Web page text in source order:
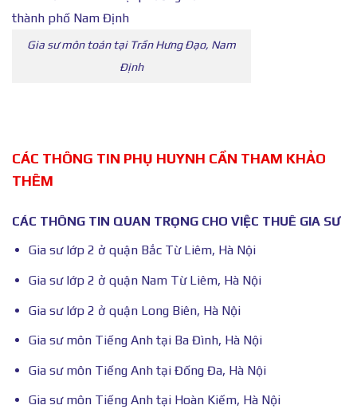
Gia sư môn toán tại Trần Hưng Đạo, Nam
Định
CÁC THÔNG TIN PHỤ HUYNH CẦN THAM KHẢO
THÊM
CÁC THÔNG TIN QUAN TRỌNG CHO VIỆC THUÊ GIA SƯ
Gia sư lớp 2 ở quận Bắc Từ Liêm, Hà Nội
Gia sư lớp 2 ở quận Nam Từ Liêm, Hà Nội
Gia sư lớp 2 ở quận Long Biên, Hà Nội
Gia sư môn Tiếng Anh tại Ba Đình, Hà Nội
Gia sư môn Tiếng Anh tại Đống Đa, Hà Nội
Gia sư môn Tiếng Anh tại Hoàn Kiếm, Hà Nội